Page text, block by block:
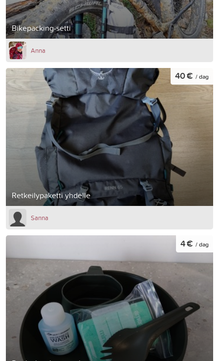
Bikepacking-setti
Anna
Retkeilypaketti yhdelle
40 € / dag
Sanna
4 € / dag